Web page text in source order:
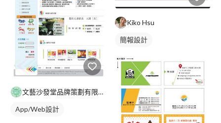
文藝沙發堂品牌策劃有限公司
App/Web設計
Kiko Hsu
簡報設計